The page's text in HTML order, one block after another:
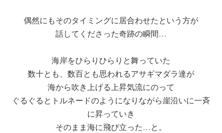
偶然にもそのタイミングに居合わせたという方が
話してくださった奇跡の瞬間…
海岸をひらりひらりと舞っていた
数十とも、数百とも思われるアサギマダラ達が
海から吹き上げる上昇気流にのって
ぐるぐるとトルネードのようになりながら崖沿いに一斉
に昇っていき
そのまま海に飛び立った…と。